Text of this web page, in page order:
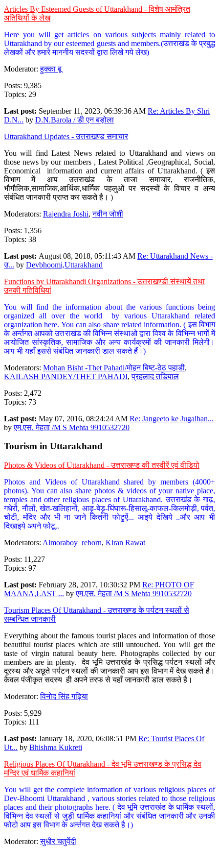
Articles By Esteemed Guests of Uttarakhand - विशेष आमंत्रित
अतिथियों के लेख
Here you will get articles on various subjects mainly related to
Uttarakhand by our esteemed guests and members.(उत्तराखंड के प्रबुद्ध
लेखकों और हमारे माननीय सदस्यों द्वारा लिखे गये लेख)
Moderator:हुक्का बू
Posts: 9,385
Topics: 29
Last post: September 11, 2023, 06:39:36 AM Re: Articles By Shri
D.N... by D.N.Barola / डी एन बड़ोला
Uttarakhand Updates - उत्तराखण्ड समाचार
You will find Latest News related to Uttarakhand and views on
those news by our members , Latest Political ,Geographical, Social,
Economical information and current affairs of Uttarakhand. ( इस
विभाग में आप उत्तराखंड के ताजा समाचार, राजनीतिक,
भौगौलिक,सामाजिक,आर्थिक,धार्मिक पहलुओं पर सदस्यों के विचार व अन्य
संबंधित जानकारी प्राप्त कर सकते है। )
Moderators: Rajendra Joshi,नवीन जोशी
Posts: 1,356
Topics: 38
Last post: August 08, 2018, 05:11:43 AM Re: Uttarakhand News -
उ... by Devbhoomi,Uttarakhand
Functions by Uttarakhandi Organizations - उत्तराखण्डी संस्थायें तथा
उनकी गतिविधियां
You will find the information about the various functions being
organized all over the world by various Uttarakhand related
organization here. You can also share related information. ( इस विभाग
के अर्न्तगत आपको उत्तराखंड की विभिन्न संस्थाओ द्वारा विश्व के विभिन्न भागों में
आयोजित सांस्कृतिक, सामाजिक और अन्य कार्यक्रमों की जानकारी मिलेगी।
आप भी यहाँ इससे संबंधित जानकारी डाल सकते हैं।)
Moderators: Mohan Bisht -Thet Pahadi/मोहन बिष्ट-ठेठ पहाडी,
KAILASH PANDEY/THET PAHADI,प्रहलाद तडियाल
Posts: 2,472
Topics: 73
Last post: May 07, 2016, 08:24:24 AM Re: Jangeeto ke Jugalban...
byएम.एस. मेहता /M S Mehta 9910532720
Tourism in Uttarakhand
Photos & Videos of Uttarakhand - उत्तराखण्ड की तस्वीरें एवं वीडियो
Photos and Videos of Uttarakhand shared by members (4000+
photos). You can also share photos & videos of your native place,
temples and other religious places of Uttarakhand. उत्तराखंड के गाढ़,
गधेरों, नौलों, खेत-खलिहानों, आड़ू-बेड़ू-घिंघारू-हिसालू-काफल-किलमोड़ी, पर्वत,
चोटी, मंदिर और भी ना जाने कितनी फोटुऐं... आइये देखिये ..और आप भी
दिखाइये अपने फोटू..
Moderators: Almoraboy_reborn, Kiran Rawat
Posts: 11,227
Topics: 97
Last post: February 28, 2017, 10:30:32 PM Re: PHOTO OF
MAANA,LAST ... byएम.एस. मेहता /M S Mehta 9910532720
Tourism Places Of Uttarakhand - उत्तराखण्ड के पर्यटन स्थलों से
सम्बन्धित जानकारी
Everything about the famous tourist places and information of those
beautiful tourist places which are still untouched. You will get the
taste of virgin natural beauty here. Photographs collected by our
members are in plenty. देव भूमि उत्तराखंड के प्रसिद्ध पर्यटन स्थलों और
दूरस्थ और अछूते पर्यटन स्थलों की जानकारी आप इस विभाग में देख सकते है।
केवल पंजीकृत सदस्य ही अपने तरफ से यहाँ जानकारी डाल सकते है।
Moderator:विनोद सिंह गढ़िया
Posts: 5,929
Topics: 111
Last post: January 18, 2020, 06:08:51 PM Re: Tourist Places Of
Ut... by Bhishma Kukreti
Religious Places Of Uttarakhand - देव भूमि उत्तराखण्ड के प्रसिद्ध देव
मन्दिर एवं धार्मिक कहानियां
You will get the complete information of various religious places of
Dev-Bhoomi Uttarakhand , various stories related to those religious
places and their photographs here. ( देव भूमि उत्तराखंड के धार्मिक स्थलों,
विभिन्न देव स्थलों से जुड़ी धार्मिक कहानियां और संबंधित जानकारी और उनकी
फोटो आप इस विभाग के अर्न्तगत देख सकते है।)
Moderator:सुधीर चतुर्वेदी